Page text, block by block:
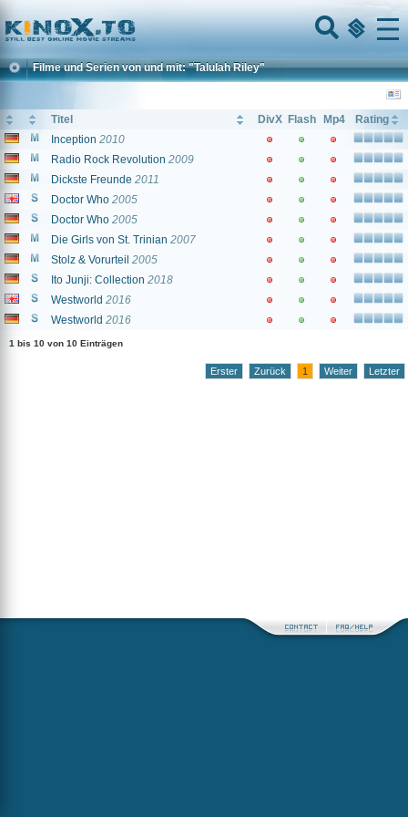
Home
Menu
Filme und Serien von und mit: "Talulah Riley"
Titel DivX Flash Mp4
Rating
Inception 2010
Radio Rock Revolution 2009
Dickste Freunde 2011
Doctor Who 2005
Doctor Who 2005
Die Girls von St. Trinian 2007
Stolz & Vorurteil 2005
Ito Junji: Collection 2018
Westworld 2016
Westworld 2016
1 bis 10 von 10 Einträgen
Erster Zurück 1 Weiter Letzter